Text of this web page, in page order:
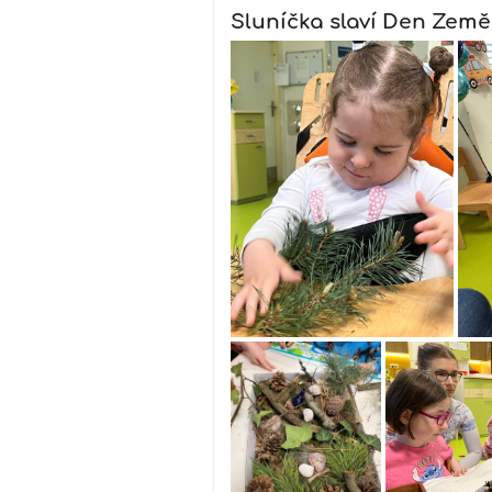
Sluníčka slaví Den Země